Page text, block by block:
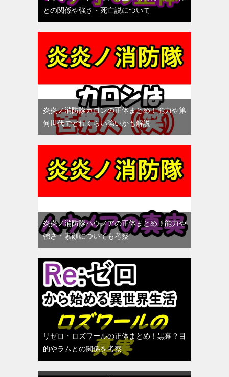
との関係や強さ・死亡説について
炎炎ノ消防隊カロンの正体まとめ！能力や第
何世代でどれくらい強いかも解説
炎炎ノ消防隊ハウメアの正体まとめ！能力や
強さ・素顔についても考察
リゼロ・ロズワールの正体まとめ！黒幕？目
的やラムとの関係を考察